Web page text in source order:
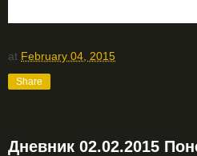
at February 04, 2015
Share
Дневник 02.02.2015